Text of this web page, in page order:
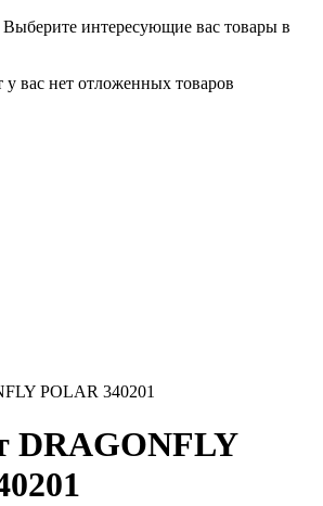
интересующие вас товары в
вас нет отложенных товаров
POLAR 340201
DRAGONFLY